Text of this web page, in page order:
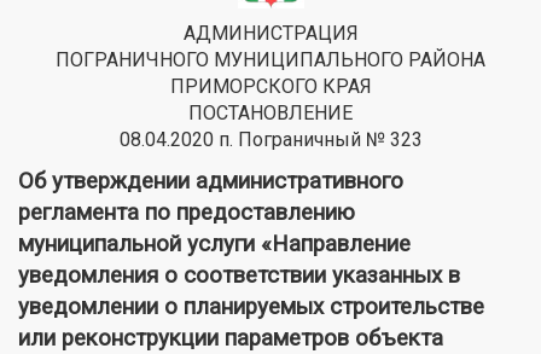
АДМИНИСТРАЦИЯ
ПОГРАНИЧНОГО МУНИЦИПАЛЬНОГО РАЙОНА
ПРИМОРСКОГО КРАЯ
ПОСТАНОВЛЕНИЕ
08.04.2020 п. Пограничный № 323
Об утверждении административного
регламента по предоставлению
муниципальной услуги «Направление
уведомления о соответствии указанных в
уведомлении о планируемых строительстве
или реконструкции параметров объекта